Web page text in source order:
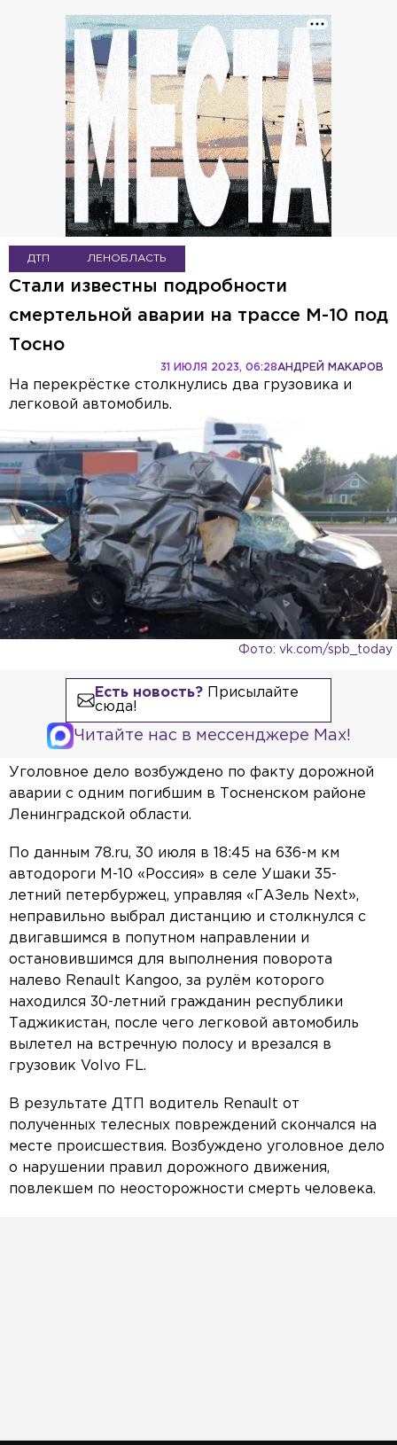
ДТП ЛЕНОБЛАСТЬ
Стали известны подробности
смертельной аварии на трассе М-10 под
Тосно
АНДРЕЙ МАКАРОВ
31 ИЮЛЯ 2023, 06:28
На перекрёстке столкнулись два грузовика и
легковой автомобиль.
Фото: vk.com/spb_today
Есть новость?Присылайте
сюда!
Читайте нас в мессенджере Max!
Уголовное дело возбуждено по факту дорожной
аварии с одним погибшим в Тосненском районе
Ленинградской области.
По данным 78.ru, 30 июля в 18:45 на 636-м км
автодороги М-10 «Россия» в селе Ушаки 35-
летний петербуржец, управляя «ГАЗель Next»,
неправильно выбрал дистанцию и столкнулся с
двигавшимся в попутном направлении и
остановившимся для выполнения поворота
налево Renault Kangoo, за рулём которого
находился 30-летний гражданин республики
Таджикистан, после чего легковой автомобиль
вылетел на встречную полосу и врезался в
грузовик Volvo FL.
В результате ДТП водитель Renault от
полученных телесных повреждений скончался на
месте происшествия. Возбуждено уголовное дело
о нарушении правил дорожного движения,
повлекшем по неосторожности смерть человека.